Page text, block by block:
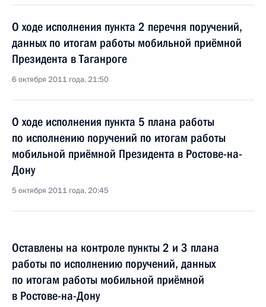
О ходе исполнения пункта 2 перечня поручений,
данных по итогам работы мобильной приёмной
Президента в Таганроге
6 октября 2011 года, 21:50
О ходе исполнения пункта 5 плана работы
по исполнению поручений по итогам работы
мобильной приёмной Президента в Ростове-на-
Дону
5 октября 2011 года, 20:45
Оставлены на контроле пункты 2 и 3 плана
работы по исполнению поручений, данных
по итогам работы мобильной приёмной
в Ростове-на-Дону